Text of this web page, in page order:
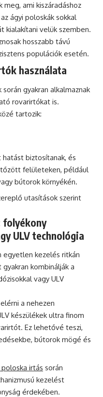
ami kiszáradáshoz
ágyi poloskák sokkal
kialakítani velük szemben.
hosszabb távú
populációk esetén.
használata
gyakran alkalmaznak
rovarirtókat is.
tartozik:
biztosítanak, és
felületeken, például
bútorok környékén.
utasítások szerint
folyékony
ULV technológia
kezelés ritkán
kombinálják a
vagy ULV
a nehezen
készülékek ultra finom
Ez lehetővé teszi,
bútorok mögé és
poloska irtás során
kezelést
érdekében.